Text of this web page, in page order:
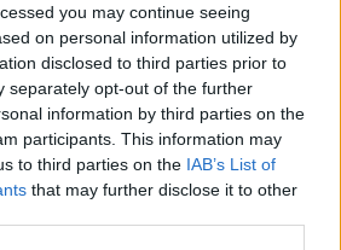
you may continue seeing
on personal information utilized by
disclosed to third parties prior to
separately opt-out of the further
information by third parties on the
participants. This information may
to third parties on the IAB’s List of
that may further disclose it to other